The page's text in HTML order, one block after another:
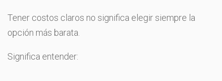
Tener costos claros no significa elegir siempre la
opción más barata.
Significa entender: